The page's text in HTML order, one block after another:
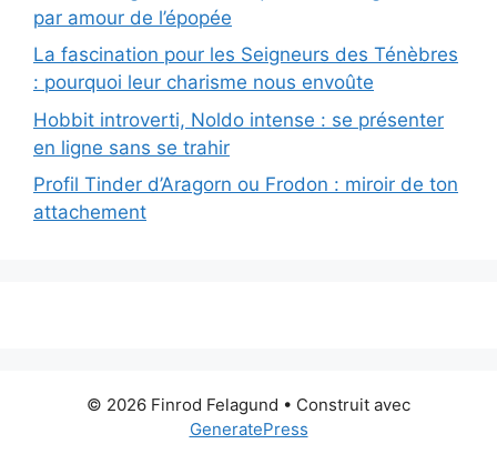
par amour de l’épopée
La fascination pour les Seigneurs des Ténèbres
: pourquoi leur charisme nous envoûte
Hobbit introverti, Noldo intense : se présenter
en ligne sans se trahir
Profil Tinder d’Aragorn ou Frodon : miroir de ton
attachement
© 2026 Finrod Felagund • Construit avec
GeneratePress